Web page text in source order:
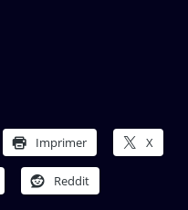
Imprimer X
Reddit